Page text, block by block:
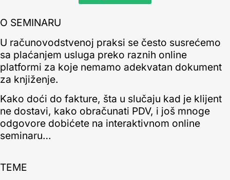
O SEMINARU
U računovodstvenoj praksi se često susrećemo
sa plaćanjem usluga preko raznih online
platformi za koje nemamo adekvatan dokument
za knjiženje.
Kako doći do fakture, šta u slučaju kad je klijent
ne dostavi, kako obračunati PDV, i još mnoge
odgovore dobićete na interaktivnom online
seminaru…
TEME